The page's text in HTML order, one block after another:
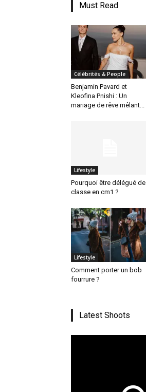
Must Read
Célébrités & People
Benjamin Pavard et
Kleofina Pnishi : Un
mariage de rêve mêlant...
Lifestyle
Pourquoi être délégué de
classe en cm1 ?
Lifestyle
Comment porter un bob
fourrure ?
Latest Shoots